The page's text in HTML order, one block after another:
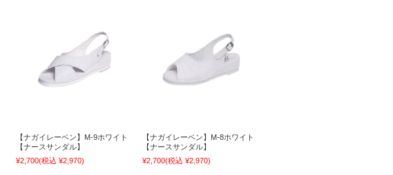
【ナガイレーベン】M-9ホワイト
【ナースサンダル】
¥2,700(税込 ¥2,970)
【ナガイレーベン】M-8ホワイト
【ナースサンダル】
¥2,700(税込 ¥2,970)